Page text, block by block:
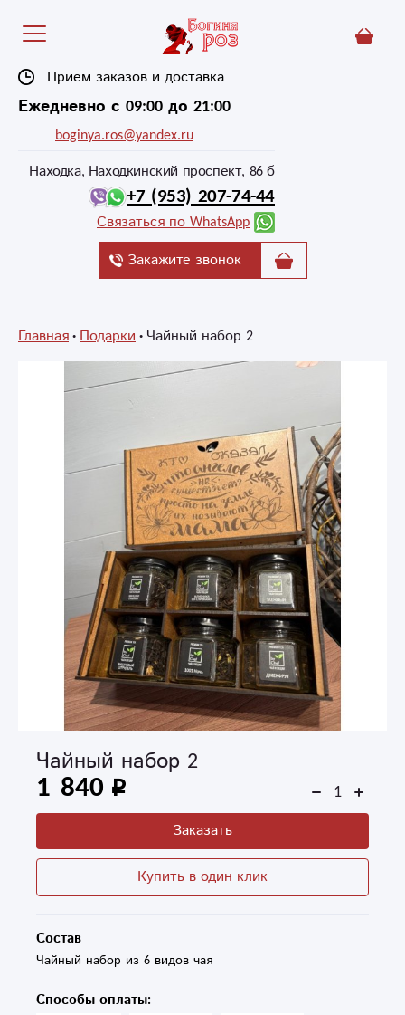
Приём заказов и доставка
Ежедневно с 09:00 до 21:00
boginya.ros@yandex.ru
Находка, Находкинский проспект, 86 б
+7 (953) 207-74-44
Связаться по WhatsApp
Закажите звонок
Главная Подарки Чайный набор 2
Чайный набор 2
1 840
Заказать
Купить в один клик
Состав
Чайный набор из 6 видов чая
Способы оплаты: